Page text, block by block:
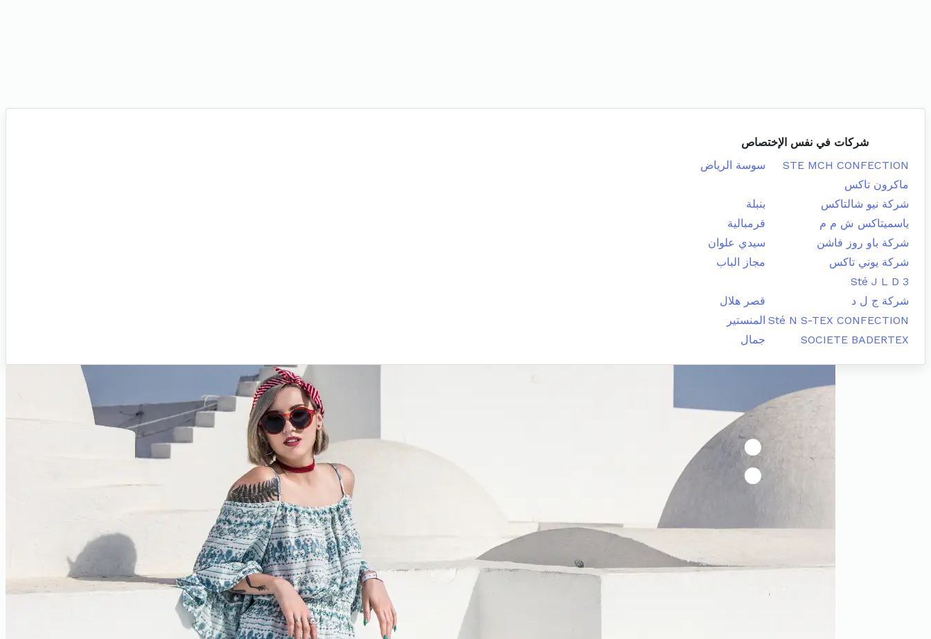
شركات في نفس الإختصاص
STE MCH CONFECTION
سوسة الرياض
ماكرون تاكس
شركة نيو شالتاكس
بنبلة
ياسميتاكس ش م م
قرمبالية
شركة باو روز فاشن
سيدي علوان
شركة يوني تاكس
مجاز الباب
Sté J L D 3
شركة ج ل د
قصر هلال
Sté N S-TEX CONFECTION المنستير
SOCIETE BADERTEX
جمال